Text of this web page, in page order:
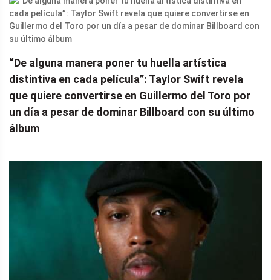
“De alguna manera poner tu huella artística
distintiva en cada película”: Taylor Swift revela
que quiere convertirse en Guillermo del Toro por
un día a pesar de dominar Billboard con su último
álbum